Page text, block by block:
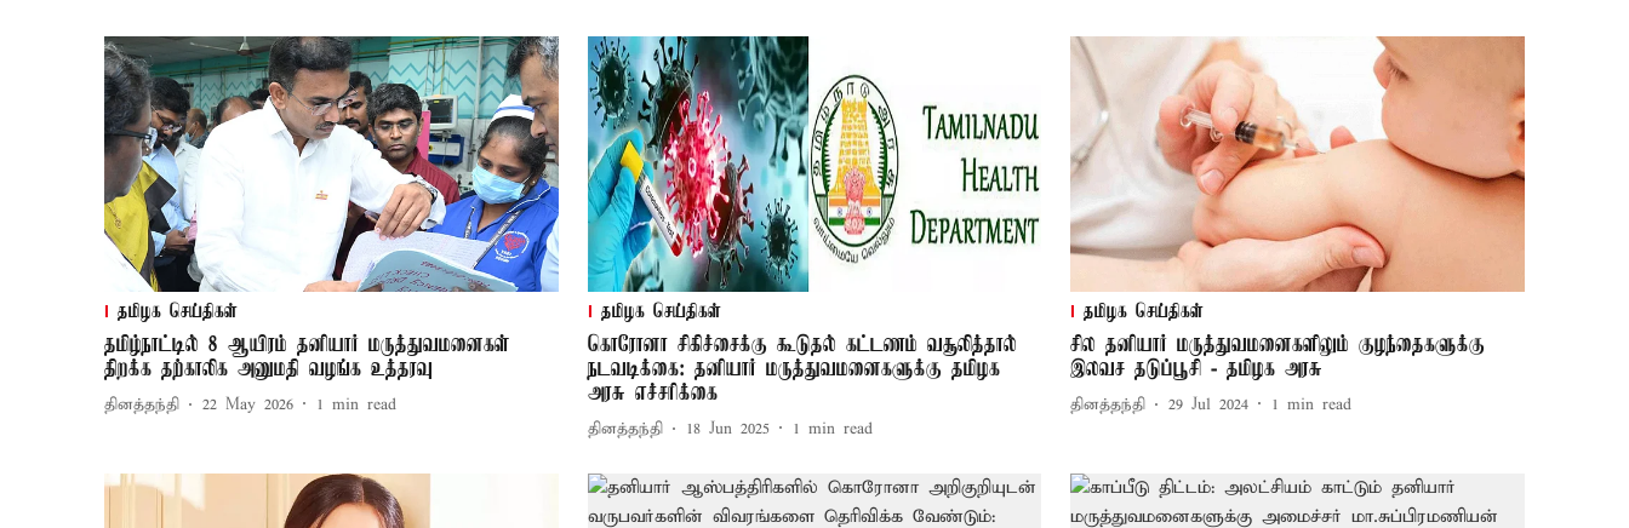
தமிழக செய்திகள்
தமிழ்நாட்டில் 8 ஆயிரம் தனியார் மருத்துவமனைகள்
திறக்க தற்காலிக அனுமதி வழங்க உத்தரவு
தினத்தந்தி 22 May 2026 1 min read
தமிழக செய்திகள்
கொரோனா சிகிச்சைக்கு கூடுதல் கட்டணம் வசூலித்தால்
நடவடிக்கை: தனியார் மருத்துவமனைகளுக்கு தமிழக
அரசு எச்சரிக்கை
தினத்தந்தி 18 Jun 2025 1 min read
தமிழக செய்திகள்
சில தனியார் மருத்துவமனைகளிலும் குழந்தைகளுக்கு
இலவச தடுப்பூசி - தமிழக அரசு
தினத்தந்தி 29 Jul 2024 1 min read